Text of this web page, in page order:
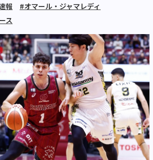
報
#オマール・ジャマレディ
ス